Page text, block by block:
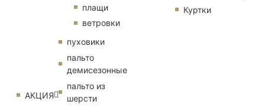
плащи
ветровки
АКЦИЯ
пуховики
пальто
демисезонные
пальто из
шерсти
Куртки